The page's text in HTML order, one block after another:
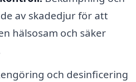
av skadedjur för att
hälsosam och säker
och desinficering